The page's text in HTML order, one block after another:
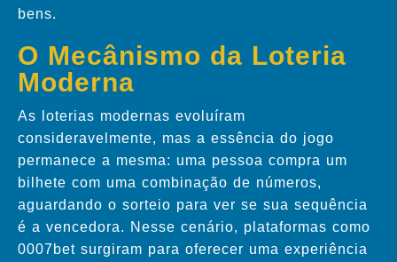
bens.
O Mecânismo da Loteria
Moderna
As loterias modernas evoluíram
consideravelmente, mas a essência do jogo
permanece a mesma: uma pessoa compra um
bilhete com uma combinação de números,
aguardando o sorteio para ver se sua sequência
é a vencedora. Nesse cenário, plataformas como
0007bet surgiram para oferecer uma experiência